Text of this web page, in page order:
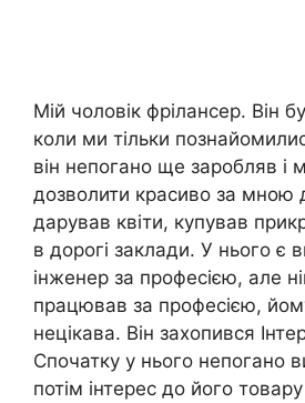
Мій чоловік фрілансер. Він
коли ми тільки
він непогано ще заробляв і
дозволити красиво за мною
дарував квіти, купував
в дорогі заклади. У нього є
інженер за професією, але
працював за професією,
нецікава. Він захопився
Спочатку у нього непогано
потім інтерес до його